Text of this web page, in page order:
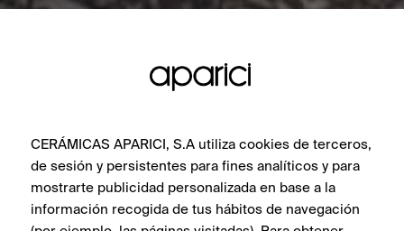
CERÁMICAS APARICI, S.A utiliza cookies de terceros,
de sesión y persistentes para fines analíticos y para
mostrarte publicidad personalizada en base a la
información recogida de tus hábitos de navegación